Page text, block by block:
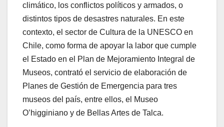
climático, los conflictos políticos y armados, o
distintos tipos de desastres naturales. En este
contexto, el sector de Cultura de la UNESCO en
Chile, como forma de apoyar la labor que cumple
el Estado en el Plan de Mejoramiento Integral de
Museos, contrató el servicio de elaboración de
Planes de Gestión de Emergencia para tres
museos del país, entre ellos, el Museo
O’higginiano y de Bellas Artes de Talca.